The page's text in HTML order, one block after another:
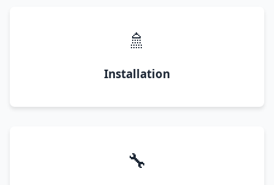
🚿
Installation
🔧